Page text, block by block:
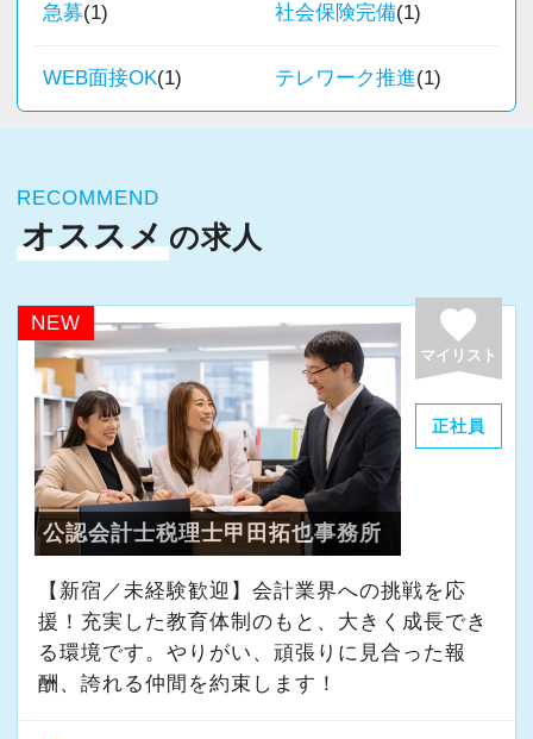
・書籍購入費／研修費は全額会社負担
・隔月で税法・実務の学習会あり
＜募集の背景＞
・事業拡大に伴う増員募集
・将来の中核人材を募集
＜先輩スタッフの声＞
Q. 当事務所を選んだ理由は？
A. 幅広い業務を経験できる点に魅力を感じ、入
所を決めました。
Q. 実際に働いてみてどうですか？
A. さまざまな業務を任せてもらえるので、以前
より成長スピードが上がったと感じています。
Q. 職場の雰囲気は？
急募(1) 社会保険完備(1)
WEB面接OK(1) テレワーク推進(1)
RECOMMEND
オススメの求人
NEW favorite
マイリスト
正社員
公認会計士税理士甲田拓也事務所
【新宿／未経験歓迎】会計業界への挑戦を応
援！充実した教育体制のもと、大きく成長でき
る環境です。やりがい、頑張りに見合った報
酬、誇れる仲間を約束します！